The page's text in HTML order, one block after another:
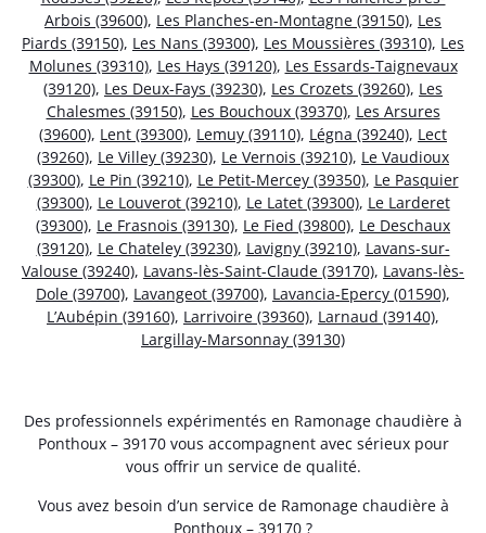
Arbois (39600), Les Planches-en-Montagne (39150), Les
Piards (39150), Les Nans (39300), Les Moussières (39310), Les
Molunes (39310), Les Hays (39120), Les Essards-Taignevaux
(39120), Les Deux-Fays (39230), Les Crozets (39260), Les
Chalesmes (39150), Les Bouchoux (39370), Les Arsures
(39600), Lent (39300), Lemuy (39110), Légna (39240), Lect
(39260), Le Villey (39230), Le Vernois (39210), Le Vaudioux
(39300), Le Pin (39210), Le Petit-Mercey (39350), Le Pasquier
(39300), Le Louverot (39210), Le Latet (39300), Le Larderet
(39300), Le Frasnois (39130), Le Fied (39800), Le Deschaux
(39120), Le Chateley (39230), Lavigny (39210), Lavans-sur-
Valouse (39240), Lavans-lès-Saint-Claude (39170), Lavans-lès-
Dole (39700), Lavangeot (39700), Lavancia-Epercy (01590),
L’Aubépin (39160), Larrivoire (39360), Larnaud (39140),
Largillay-Marsonnay (39130)
Des professionnels expérimentés en Ramonage chaudière à
Ponthoux – 39170 vous accompagnent avec sérieux pour
vous offrir un service de qualité.
Vous avez besoin d’un service de Ramonage chaudière à
Ponthoux – 39170 ?